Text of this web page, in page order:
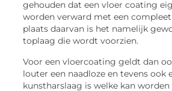
gehouden dat een vloer coating
worden verward met een
plaats daarvan is het namelijk
toplaag die wordt voorzien.
Voor een vloercoating geldt dan
louter een naadloze en tevens ook
kunstharslaag is welke kan